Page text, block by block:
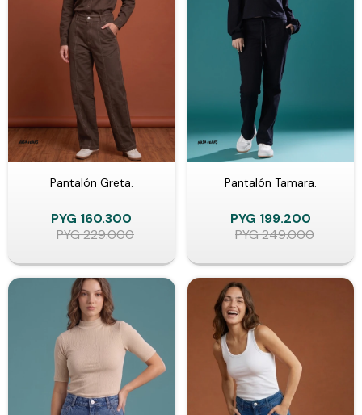
Pantalón Greta.
PYG 160.300
PYG229.000
Pantalón Tamara.
PYG 199.200
PYG249.000